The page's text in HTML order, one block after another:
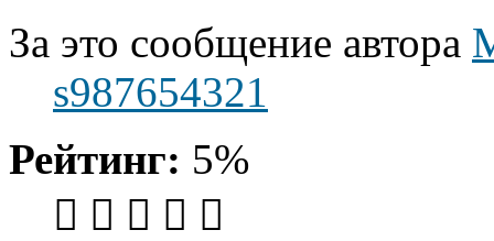
За это сообщение автора
s987654321
Рейтинг: 5%